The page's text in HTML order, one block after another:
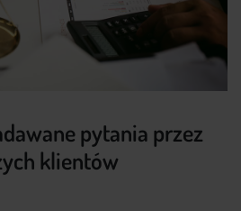
pytania przez
klientów